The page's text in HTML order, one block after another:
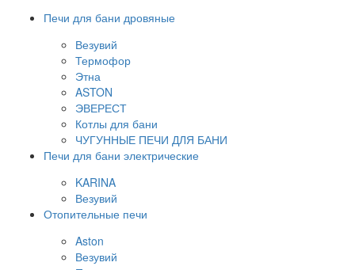
Печи для бани дровяные
Везувий
Термофор
Этна
ASTON
ЭВЕРЕСТ
Котлы для бани
ЧУГУННЫЕ ПЕЧИ ДЛЯ БАНИ
Печи для бани электрические
KARINA
Везувий
Отопительные печи
Aston
Везувий